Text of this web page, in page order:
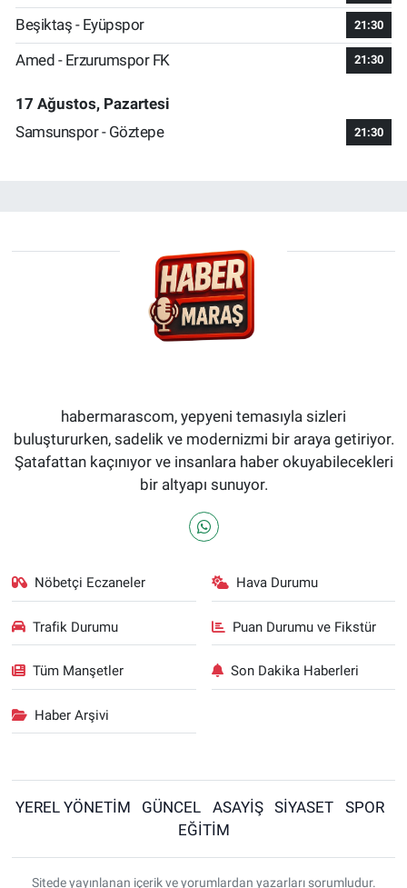
Beşiktaş - Eyüpspor 21:30
Amed - Erzurumspor FK 21:30
17 Ağustos, Pazartesi
Samsunspor - Göztepe
21:30
habermarascom, yepyeni temasıyla sizleri
buluştururken, sadelik ve modernizmi bir araya getiriyor.
Şatafattan kaçınıyor ve insanlara haber okuyabilecekleri
bir altyapı sunuyor.
Nöbetçi Eczaneler Hava Durumu
Trafik Durumu Puan Durumu ve Fikstür
Tüm Manşetler Son Dakika Haberleri
Haber Arşivi
YEREL YÖNETİM GÜNCEL ASAYİŞ SİYASET
SPOR
EĞİTİM
Sitede yayınlanan içerik ve yorumlardan yazarları sorumludur.